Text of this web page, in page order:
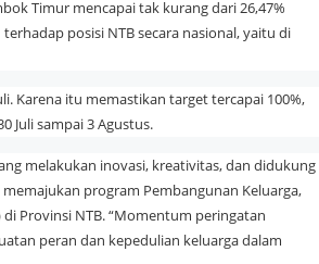
Timur mencapai tak kurang dari 26,47%
posisi NTB secara nasional, yaitu di
Karena itu memastikan target tercapai 100%,
Juli sampai 3 Agustus.
melakukan inovasi, kreativitas, dan didukung
program Pembangunan Keluarga,
Provinsi NTB. “Momentum peringatan
peran dan kepedulian keluarga dalam